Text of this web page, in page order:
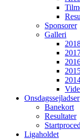
Sponsorer
Galleri
Onsdagssejladser
Banekort
Resultater
Ligaholdet